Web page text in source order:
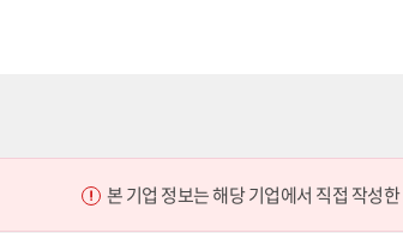
본 기업 정보는 해당 기업에서 직접 작성